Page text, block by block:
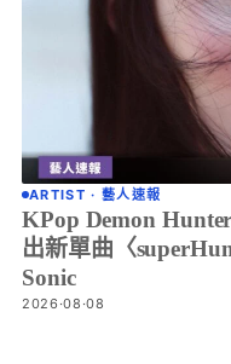
ARTIST · 藝人速報
KPop Demon
出新單曲〈
Sonic
2026·08·08